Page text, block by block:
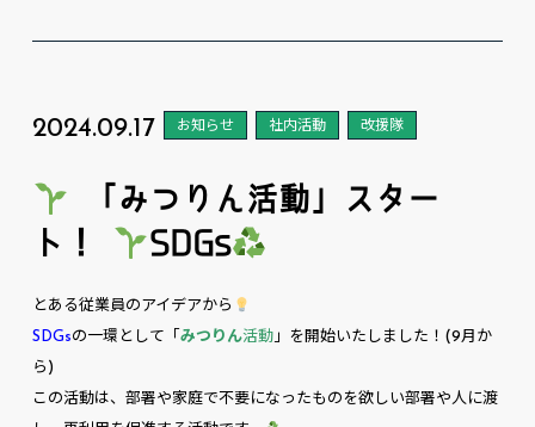
2024.09.17 お知らせ 社内活動 改援隊
「みつりん活動」スター
ト！
SDGs
とある従業員のアイデアから
SDGsの一環として「みつりん活動」を開始いたしました！(9月か
ら)
この活動は、部署や家庭で不要になったものを欲しい部署や人に渡